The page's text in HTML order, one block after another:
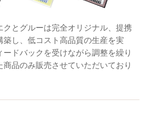
クとグルーは完全オリジナル、提携
築し、低コスト高品質の生産を実
ドバックを受けながら調整を繰り
品のみ販売させていただいており